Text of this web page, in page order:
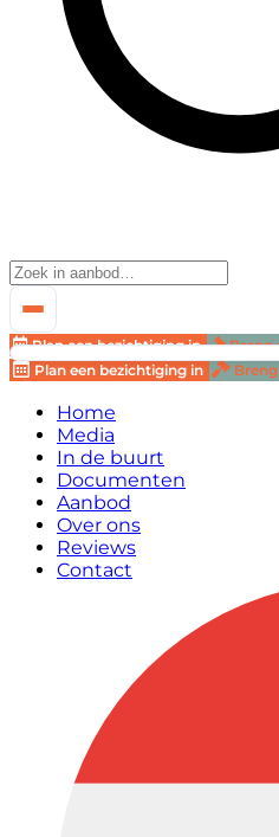
Plan een bezichtiging in Breng
Plan een bezichtiging in
Home
Media
In de buurt
Documenten
Aanbod
Over ons
Reviews
Contact